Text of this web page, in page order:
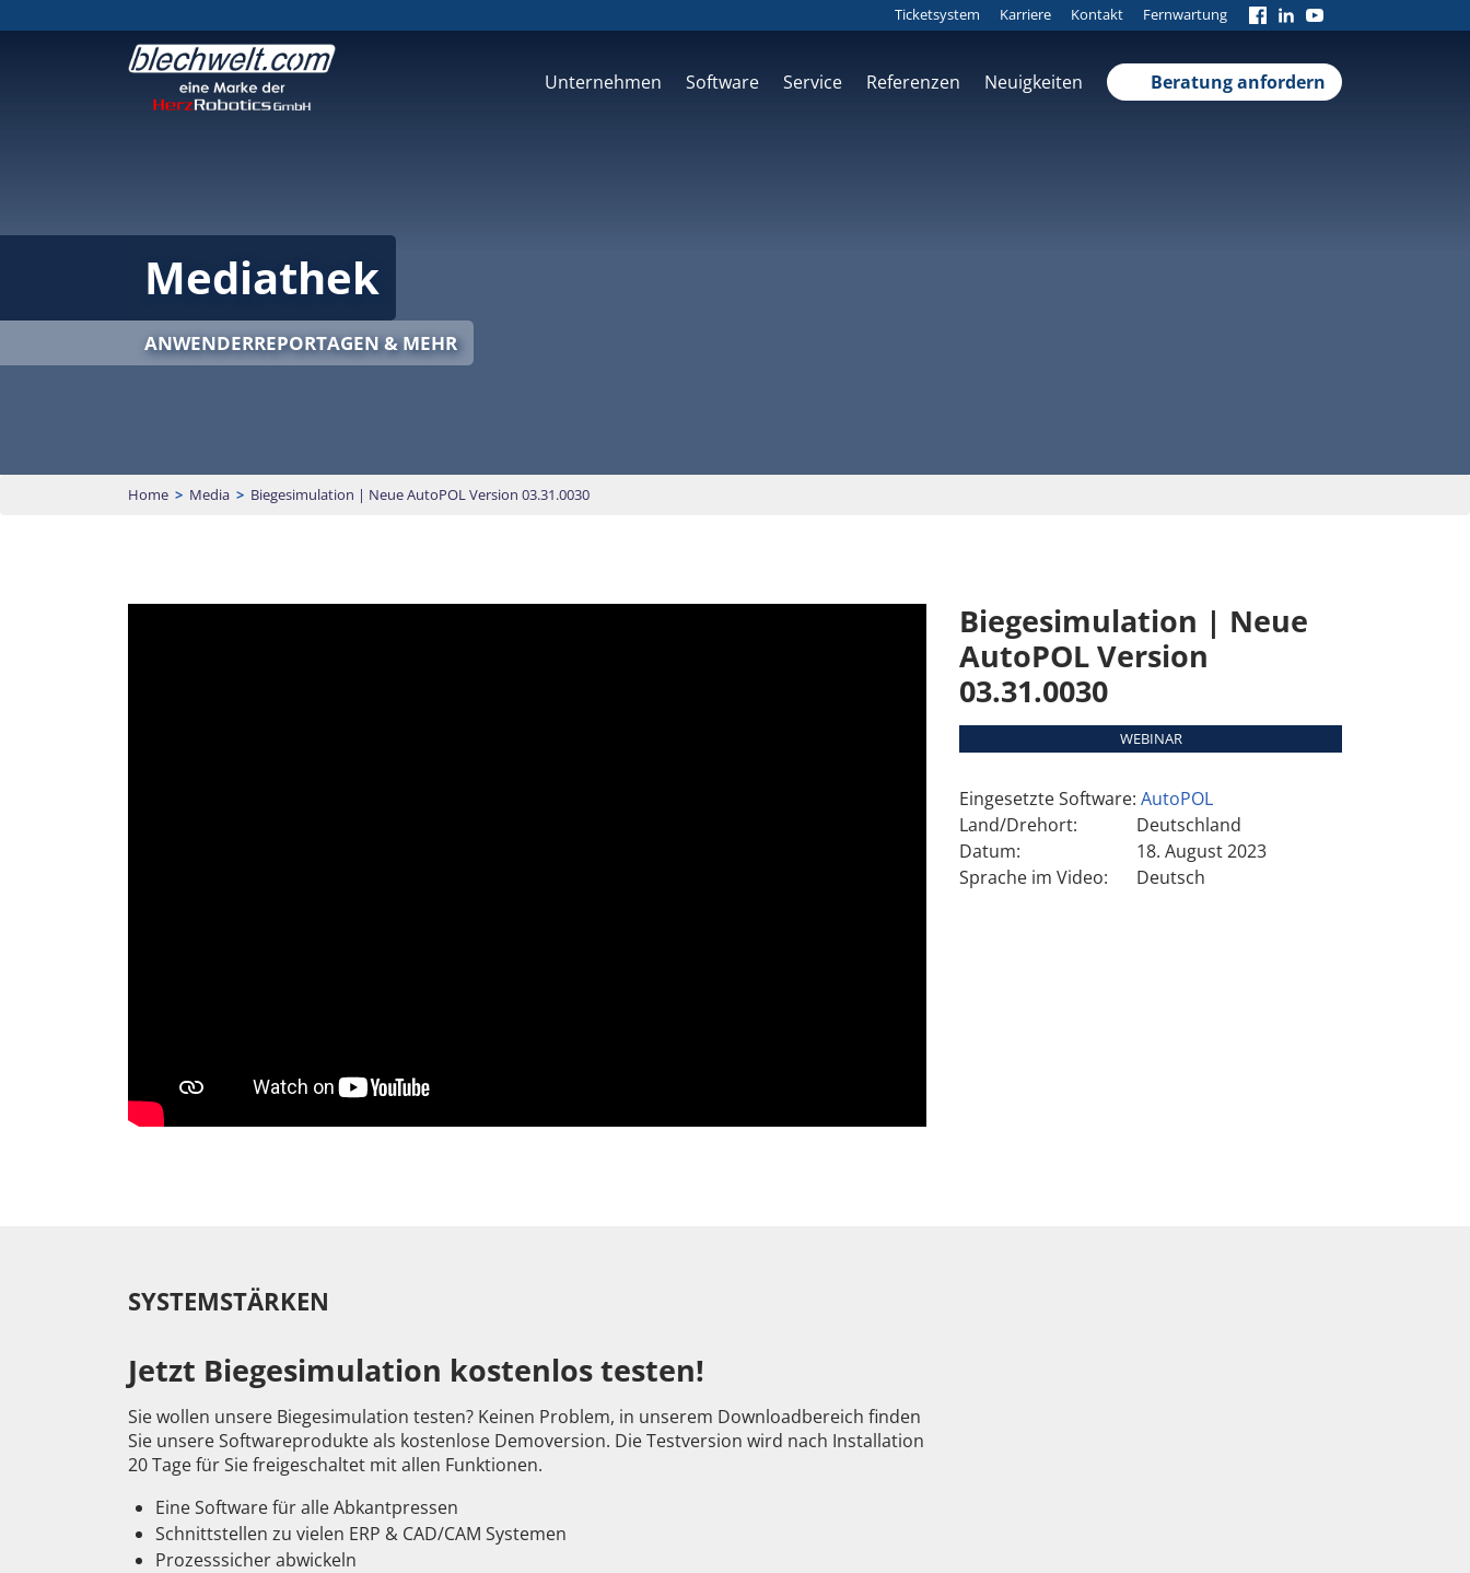
Ticketsystem Karriere Kontakt Fernwartung
Unternehmen Software Service Referenzen Neuigkeiten Beratung anfordern
Mediathek
ANWENDERREPORTAGEN & MEHR
Home > Media > Biegesimulation | Neue AutoPOL Version 03.31.0030
Biegesimulation | Neue
AutoPOL Version
03.31.0030
WEBINAR
Eingesetzte Software: AutoPOL
Land/Drehort:
Deutschland
Datum:
18. August 2023
Sprache im Video:
Deutsch
SYSTEMSTÄRKEN
Jetzt Biegesimulation kostenlos testen!
Sie wollen unsere Biegesimulation testen? Keinen Problem, in unserem Downloadbereich finden
Sie unsere Softwareprodukte als kostenlose Demoversion. Die Testversion wird nach Installation
20 Tage für Sie freigeschaltet mit allen Funktionen.
Eine Software für alle Abkantpressen
Schnittstellen zu vielen ERP & CAD/CAM Systemen
Prozesssicher abwickeln